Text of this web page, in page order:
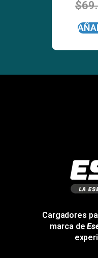
$
Cargadores
marca de